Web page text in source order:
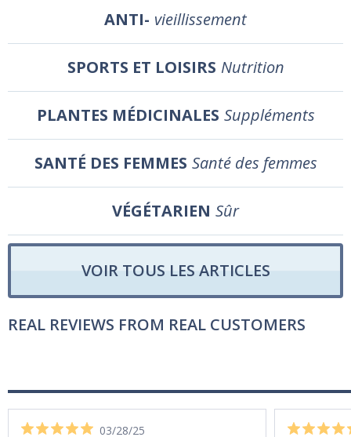
ANTI- vieillissement
SPORTS ET LOISIRS Nutrition
PLANTES MÉDICINALES Suppléments
SANTÉ DES FEMMES Santé des femmes
VÉGÉTARIEN Sûr
VOIR TOUS LES ARTICLES
REAL REVIEWS FROM REAL CUSTOMERS
03/28/25